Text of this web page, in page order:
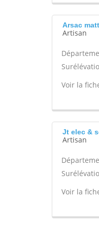
Arsac
Artisan
Voir la
Jt elec &
Artisan
Voir la